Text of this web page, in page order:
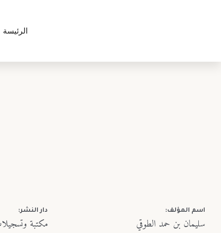
الرئيسة
اسم المؤلف:
سليمان بن حمد الطوقي
دار النشر:
مكتبة